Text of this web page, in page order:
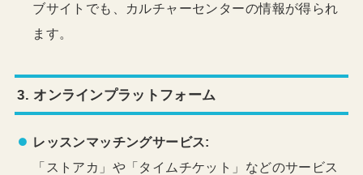
ブサイトでも、カルチャーセンターの情報が得られ
ます。
3. オンラインプラットフォーム
レッスンマッチングサービス:
「ストアカ」や「タイムチケット」などのサービス